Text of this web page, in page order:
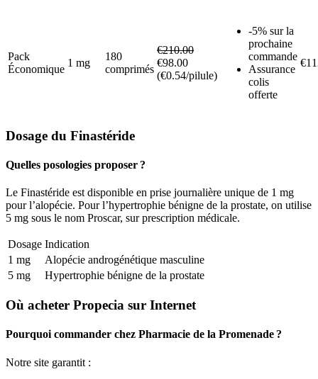
Pack
Économique
1 mg
180
comprimés
€210.00
€98.00
(€0.54/pilule)
-5% sur la
prochaine
commande
Assurance
colis
offerte
Dosage du Finastéride
Quelles posologies proposer ?
Le Finastéride est disponible en prise journalière unique de 1 mg
pour l’alopécie. Pour l’hypertrophie bénigne de la prostate, on utilise
5 mg sous le nom Proscar, sur prescription médicale.
Dosage Indication
1 mg
Alopécie androgénétique masculine
5 mg
Hypertrophie bénigne de la prostate
Où acheter Propecia sur Internet
Pourquoi commander chez Pharmacie de la Promenade ?
Notre site garantit :